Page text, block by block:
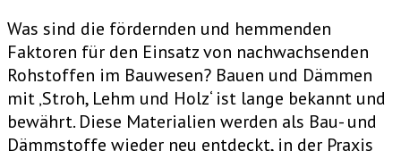
Was sind die fördernden und hemmenden
Faktoren für den Einsatz von nachwachsenden
Rohstoffen im Bauwesen? Bauen und Dämmen
mit ‚Stroh, Lehm und Holz‘ ist lange bekannt und
bewährt. Diese Materialien werden als Bau- und
Dämmstoffe wieder neu entdeckt, in der Praxis